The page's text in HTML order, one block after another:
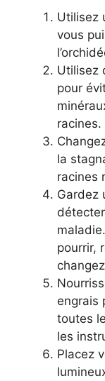
Utilisez
vous
Utilisez
pour
racines.
la
racines
Gardez
pourrir,
changez
engrais
toutes
les
Placez